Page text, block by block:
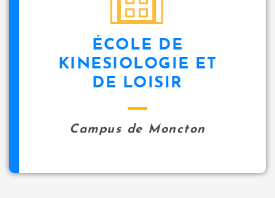
ÉCOLE DE
KINESIOLOGIE ET
DE LOISIR
Campus de Moncton